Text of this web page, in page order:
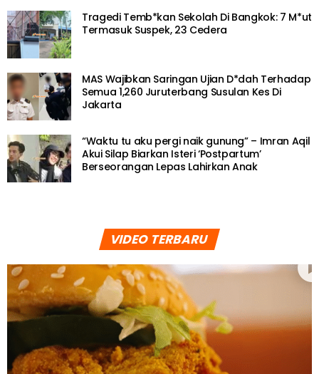
Tragedi Temb*kan Sekolah Di Bangkok: 7 M*ut
Termasuk Suspek, 23 Cedera
MAS Wajibkan Saringan Ujian D*dah Terhadap
Semua 1,260 Juruterbang Susulan Kes Di
Jakarta
“Waktu tu aku pergi naik gunung” – Imran Aqil
Akui Silap Biarkan Isteri ‘Postpartum’
Berseorangan Lepas Lahirkan Anak
VIDEO TERBARU